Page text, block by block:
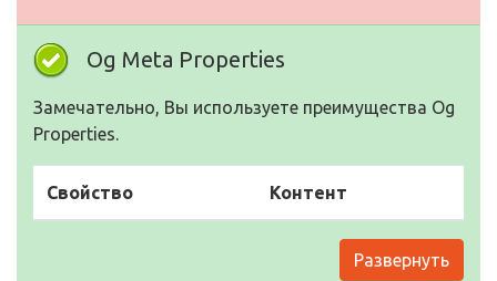
Og Meta Properties
Замечательно, Вы используете преимущества Og
Properties.
Свойство Контент
Развернуть